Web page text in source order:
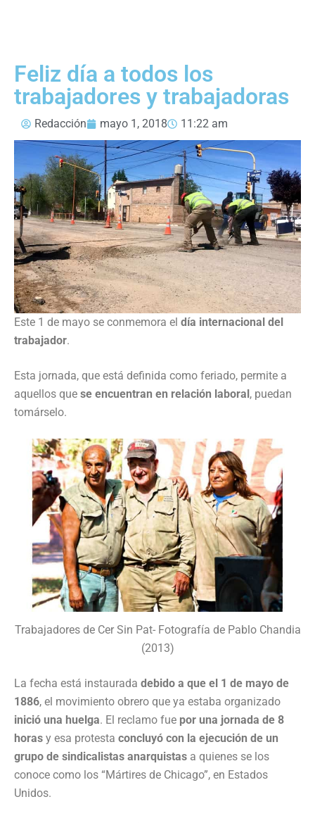
Feliz día a todos los
trabajadores y trabajadoras
Redacción mayo 1, 2018 11:22 am
Este 1 de mayo se conmemora el día internacional del
trabajador.
Esta jornada, que está definida como feriado, permite a
aquellos que se encuentran en relación laboral, puedan
tomárselo.
Trabajadores de Cer Sin Pat- Fotografía de Pablo Chandia
(2013)
La fecha está instaurada debido a que el 1 de mayo de
1886, el movimiento obrero que ya estaba organizado
inició una huelga. El reclamo fue por una jornada de 8
horas y esa protesta concluyó con la ejecución de un
grupo de sindicalistas anarquistas a quienes se los
conoce como los “Mártires de Chicago”, en Estados
Unidos.